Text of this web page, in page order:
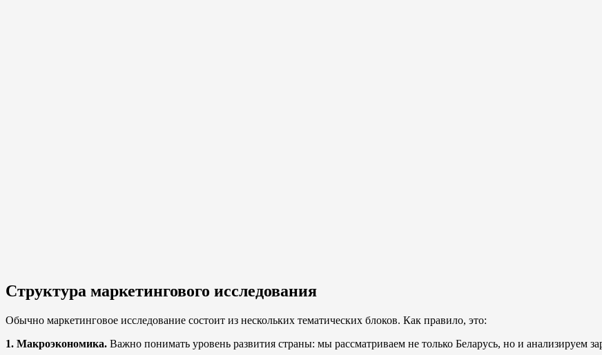
Структура маркетингового исследования
Обычно маркетинговое исследование состоит из нескольких тематических блоков. Как правило, это:
1. Макроэкономика. Важно понимать уровень развития страны: мы рассматриваем не только Беларусь, но и анализируем